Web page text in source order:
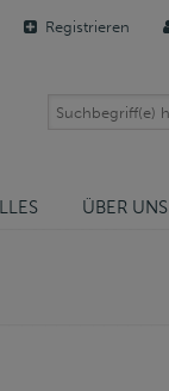
Registrieren
ÜBER UNS